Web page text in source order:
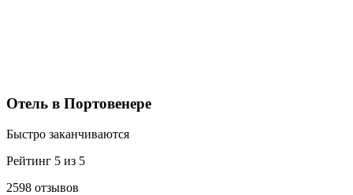
Отель в Портовенере
Быстро заканчиваются
Рейтинг 5 из 5
2598 отзывов